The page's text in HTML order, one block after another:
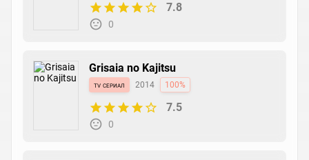
7.8
0
Grisaia no Kajitsu
tv сериал 2014 100%
7.5
0